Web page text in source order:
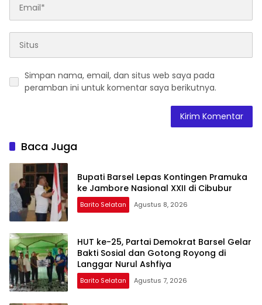
Simpan nama, email, dan situs web saya pada
peramban ini untuk komentar saya berikutnya.
Baca Juga
Bupati Barsel Lepas Kontingen Pramuka
ke Jambore Nasional XXII di Cibubur
Barito Selatan Agustus 8, 2026
HUT ke-25, Partai Demokrat Barsel Gelar
Bakti Sosial dan Gotong Royong di
Langgar Nurul Ashfiya
Barito Selatan Agustus 7, 2026